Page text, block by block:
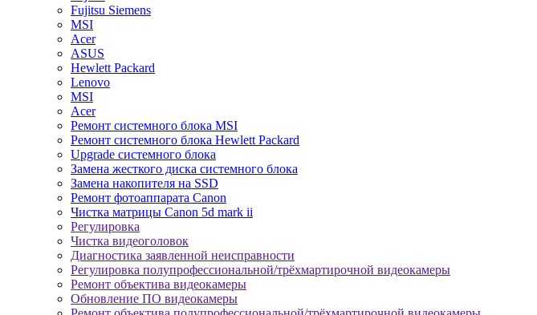
Fujitsu Siemens
MSI
Acer
ASUS
Hewlett Packard
Lenovo
MSI
Acer
Ремонт системного блока MSI
Ремонт системного блока Hewlett Packard
Upgrade системного блока
Замена жесткого диска системного блока
Замена накопителя на SSD
Ремонт фотоаппарата Canon
Чистка матрицы Canon 5d mark ii
Регулировка
Чистка видеоголовок
Диагностика заявленной неисправности
Регулировка полупрофессиональной/трёхмартирочной видеокамеры
Ремонт объектива видеокамеры
Обновление ПО видеокамеры